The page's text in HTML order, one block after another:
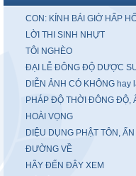
CON: KÍNH BÁI GIỜ HẤP
LỜI THI SINH NHỰT
TÔI NGHÈO
ĐẠI LỄ ĐÔNG ĐỘ DƯỢC
DIỄN ẢNH CÓ KHÔNG
PHÁP ĐỘ THỜI ĐÔNG ĐỘ,
HOÀI VỌNG
DIỆU DỤNG PHẬT TÔN, ẤN
ĐƯỜNG VỀ
HÃY ĐẾN ĐÂY XEM